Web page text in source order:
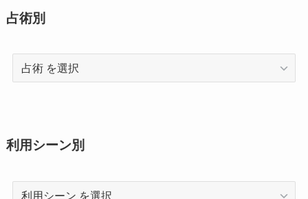
占術別
術
利用シーン別
利